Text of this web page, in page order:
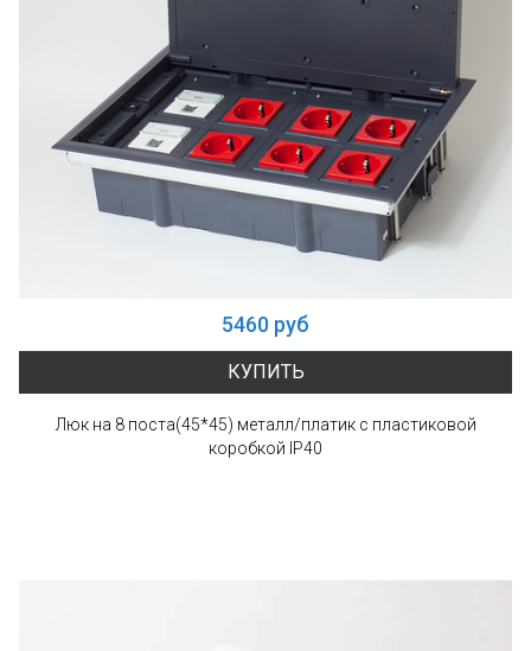
5460 руб
КУПИТЬ
Люк на 8 поста(45*45) металл/платик с пластиковой
коробкой IP40